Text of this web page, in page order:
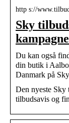
http s://
Sky
Du kan også
din butik i
Danmark på
Den nyeste Sky
tilbudsavis og